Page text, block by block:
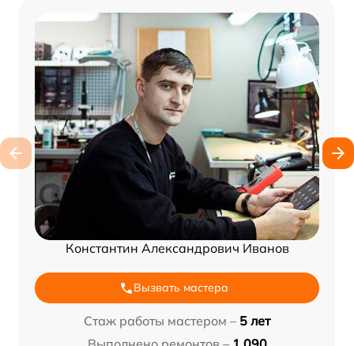
Константин Александрович Иванов
Вызвать мастера
Стаж работы мастером – 5 лет